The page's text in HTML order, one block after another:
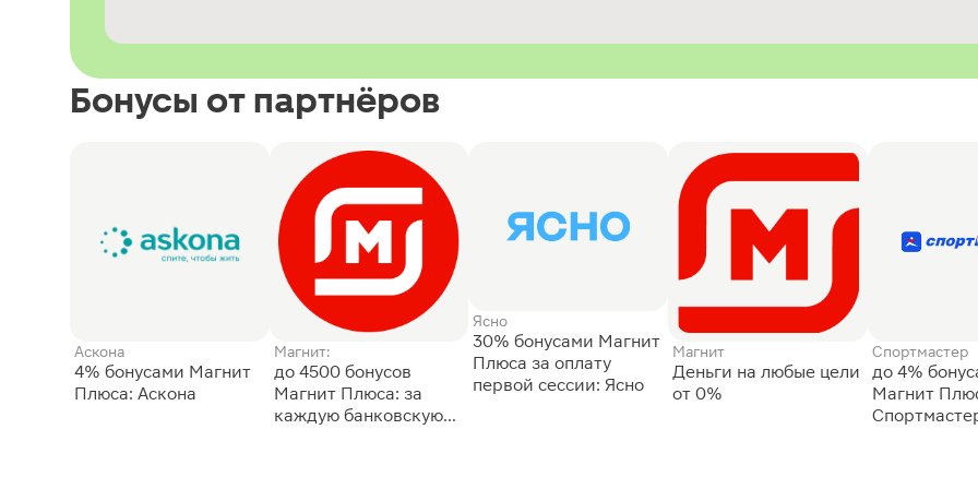
Бонусы от партнёров
Аскона
4% бонусами Магнит
Плюса: Аскона
Магнит:
до 4500 бонусов
Магнит Плюса: за
каждую банковскую
Ясно
30% бонусами Магнит
Плюса за оплату
первой сессии: Ясно
Магнит
Деньги на любые цели
от 0%
Спортмастер
до 4%
Магнит